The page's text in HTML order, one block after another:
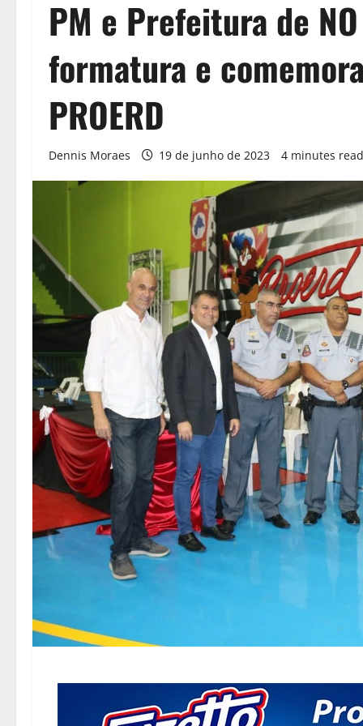
PM e Prefeitura de
formatura e
PROERD
Dennis Moraes 19 de junho de 2023 4 minutes read